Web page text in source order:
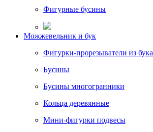
Фигурные бусины
Можжевельник и бук
Фигурки-прорезыватели из бука
Бусины
Бусины многогранники
Кольца деревянные
Мини-фигурки подвесы